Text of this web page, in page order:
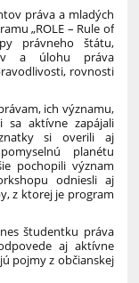
práva a mladých
„ROLE – Rule of
právneho štátu,
a úlohu práva
rovnosti
ich významu,
sa aktívne zapájali
si overili aj
planétu
pochopili význam
odniesli aj
z ktorej je program
študentku práva
aj aktívne
pojmy z občianskej